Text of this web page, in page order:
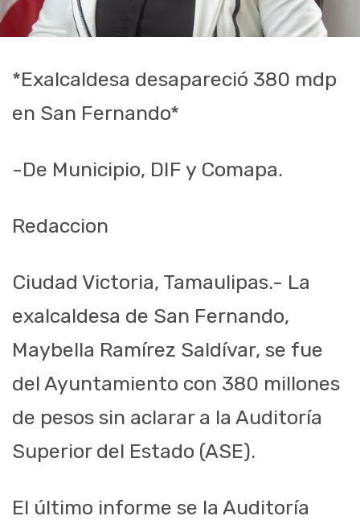
*Exalcaldesa desapareció 380 mdp
en San Fernando*
-De Municipio, DIF y Comapa.
Redaccion
Ciudad Victoria, Tamaulipas.- La
exalcaldesa de San Fernando,
Maybella Ramírez Saldívar, se fue
del Ayuntamiento con 380 millones
de pesos sin aclarar a la Auditoría
Superior del Estado (ASE).
El último informe se la Auditoría